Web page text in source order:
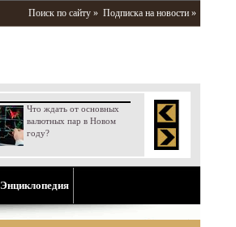
Поиск по сайту » Подписка на новости »
Что ждать от основных
валютных пар в Новом
году?
Энциклопедия